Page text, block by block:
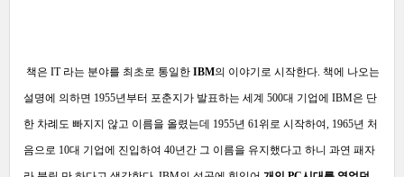
책은 IT 라는 분야를 최초로 통일한 IBM의 이야기로 시작한다. 책에 나오는
설명에 의하면 1955년부터 포춘지가 발표하는 세계 500대 기업에 IBM은 단
한 차례도 빠지지 않고 이름을 올렸는데 1955년 61위로 시작하여, 1965년 처
음으로 10대 기업에 진입하여 40년간 그 이름을 유지했다고 하니 과연 패자